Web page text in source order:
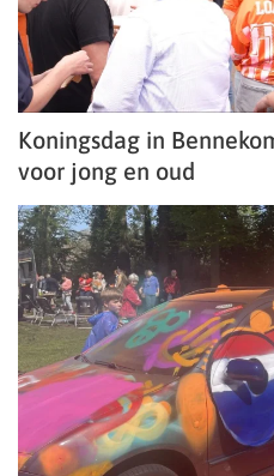
Koningsdag in
voor jong en oud